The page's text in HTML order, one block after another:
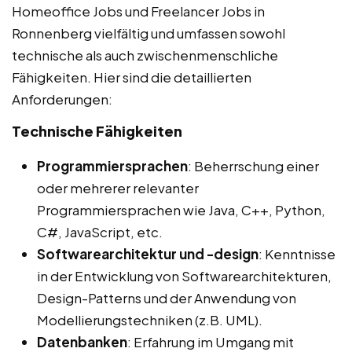
Homeoffice Jobs und Freelancer Jobs in
Ronnenberg vielfältig und umfassen sowohl
technische als auch zwischenmenschliche
Fähigkeiten. Hier sind die detaillierten
Anforderungen:
Technische Fähigkeiten
Programmiersprachen: Beherrschung einer
oder mehrerer relevanter
Programmiersprachen wie Java, C++, Python,
C#, JavaScript, etc.
Softwarearchitektur und -design: Kenntnisse
in der Entwicklung von Softwarearchitekturen,
Design-Patterns und der Anwendung von
Modellierungstechniken (z.B. UML).
Datenbanken: Erfahrung im Umgang mit